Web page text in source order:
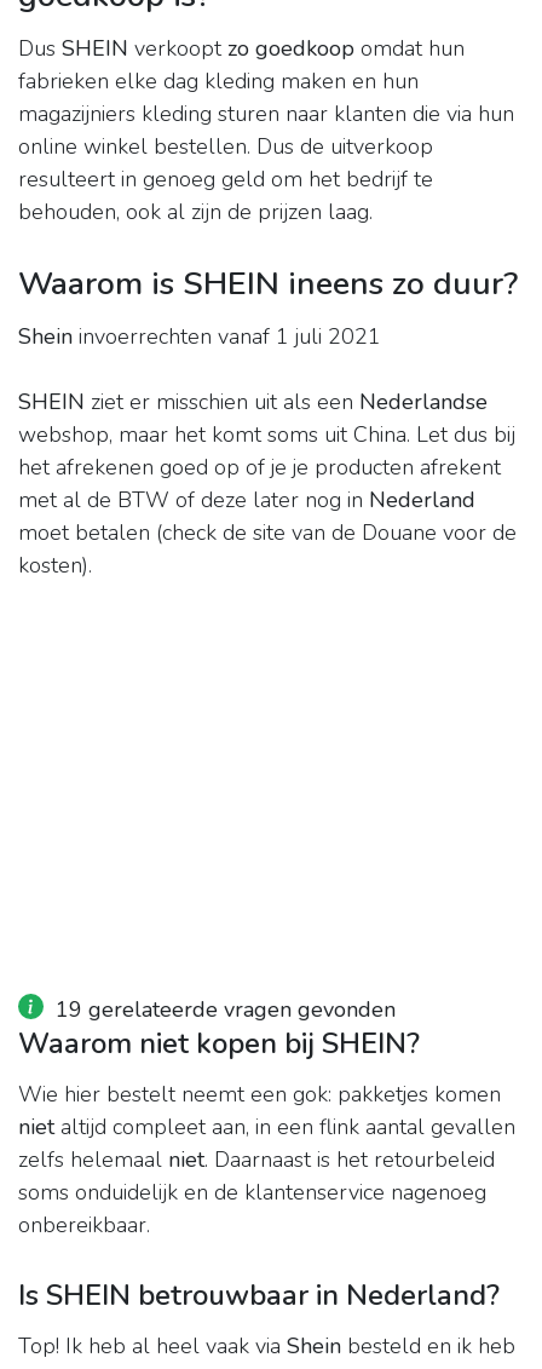
Dus SHEIN verkoopt zo goedkoop omdat hun
fabrieken elke dag kleding maken en hun
magazijniers kleding sturen naar klanten die via hun
online winkel bestellen. Dus de uitverkoop
resulteert in genoeg geld om het bedrijf te
behouden, ook al zijn de prijzen laag.
Waarom is SHEIN ineens zo duur?
Shein invoerrechten vanaf 1 juli 2021
SHEIN ziet er misschien uit als een Nederlandse
webshop, maar het komt soms uit China. Let dus bij
het afrekenen goed op of je je producten afrekent
met al de BTW of deze later nog in Nederland
moet betalen (check de site van de Douane voor de
kosten).
19 gerelateerde vragen gevonden
Waarom niet kopen bij SHEIN?
Wie hier bestelt neemt een gok: pakketjes komen
nietaltijd compleet aan, in een flink aantal gevallen
zelfs helemaal niet. Daarnaast is het retourbeleid
soms onduidelijk en de klantenservice nagenoeg
onbereikbaar.
Is SHEIN betrouwbaar in Nederland?
Top! Ik heb al heel vaak via Shein besteld en ik heb